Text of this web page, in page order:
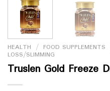
HEALTH / FOOD SUPPLEMENTS
LOSS/SLIMMING
Truslen Gold Freeze